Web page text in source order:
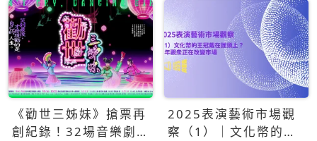
《勸世三姊妹》搶票再
創紀錄！32場音樂劇
2025表演藝術市場觀
察（1）｜文化幣的王